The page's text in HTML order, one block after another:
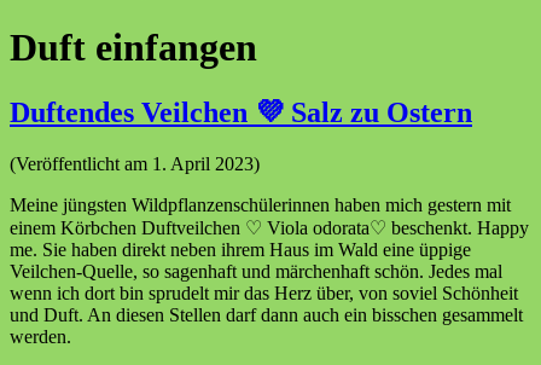
Duft einfangen
Duftendes Veilchen 💜 Salz zu Ostern
(Veröffentlicht am 1. April 2023)
Meine jüngsten Wildpflanzenschülerinnen haben mich gestern mit
einem Körbchen Duftveilchen ♡ Viola odorata♡ beschenkt. Happy
me. Sie haben direkt neben ihrem Haus im Wald eine üppige
Veilchen-Quelle, so sagenhaft und märchenhaft schön. Jedes mal
wenn ich dort bin sprudelt mir das Herz über, von soviel Schönheit
und Duft. An diesen Stellen darf dann auch ein bisschen gesammelt
werden.